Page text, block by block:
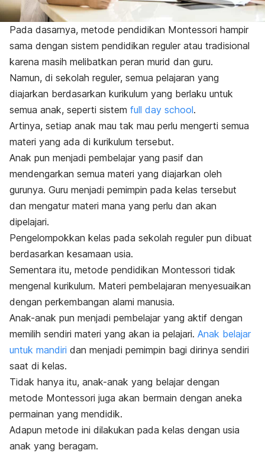
Pada dasarnya, metode pendidikan Montessori hampir
sama dengan sistem pendidikan reguler atau tradisional
karena masih melibatkan peran murid dan guru.
Namun, di sekolah reguler, semua pelajaran yang
diajarkan berdasarkan kurikulum yang berlaku untuk
semua anak, seperti sistem full day school.
Artinya, setiap anak mau tak mau perlu mengerti semua
materi yang ada di kurikulum tersebut.
Anak pun menjadi pembelajar yang pasif dan
mendengarkan semua materi yang diajarkan oleh
gurunya. Guru menjadi pemimpin pada kelas tersebut
dan mengatur materi mana yang perlu dan akan
dipelajari.
Pengelompokkan kelas pada sekolah reguler pun dibuat
berdasarkan kesamaan usia.
Sementara itu, metode pendidikan Montessori tidak
mengenal kurikulum. Materi pembelajaran menyesuaikan
dengan perkembangan alami manusia.
Anak-anak pun menjadi pembelajar yang aktif dengan
memilih sendiri materi yang akan ia pelajari. Anak belajar
untuk mandiri dan menjadi pemimpin bagi dirinya sendiri
saat di kelas.
Tidak hanya itu, anak-anak yang belajar dengan
metode Montessori juga akan bermain dengan aneka
permainan yang mendidik.
Adapun metode ini dilakukan pada kelas dengan usia
anak yang beragam.